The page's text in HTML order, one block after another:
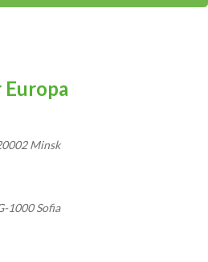
Minsk
1000 Sofia